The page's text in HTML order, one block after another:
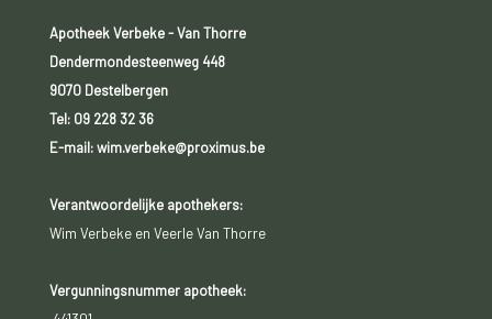
Apotheek Verbeke - Van Thorre
Dendermondesteenweg 448
9070 Destelbergen
Tel: 09 228 32 36
E-mail: wim.verbeke@proximus.be
Verantwoordelijke apothekers:
Wim Verbeke en Veerle Van Thorre
Vergunningsnummer apotheek: